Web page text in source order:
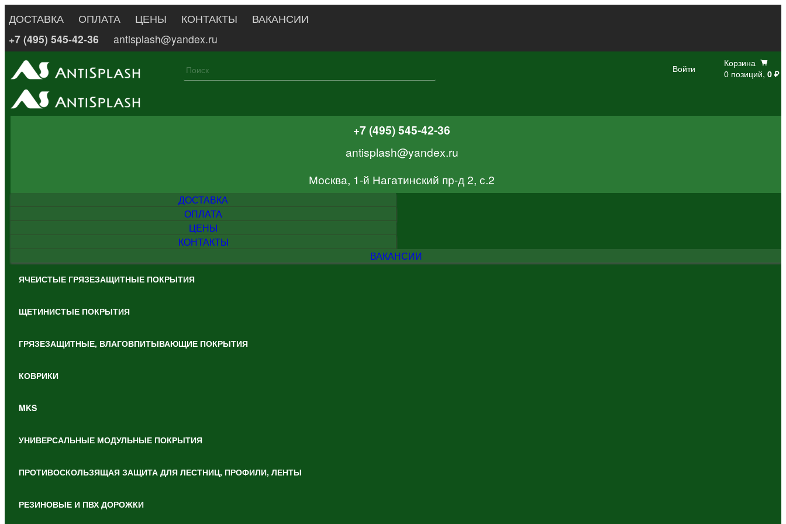
ДОСТАВКА ОПЛАТА ЦЕНЫ КОНТАКТЫ
ВАКАНСИИ
+7 (495) 545-42-36
antisplash@yandex.ru
Войти
Корзина
0 позиций, 0 ₽
+7 (495) 545-42-36
antisplash@yandex.ru
Москва, 1-й Нагатинский пр-д 2, с.2
ДОСТАВКА
ОПЛАТА
ЦЕНЫ
КОНТАКТЫ
ВАКАНСИИ
ЯЧЕИСТЫЕ ГРЯЗЕЗАЩИТНЫЕ ПОКРЫТИЯ
ЩЕТИНИСТЫЕ ПОКРЫТИЯ
ГРЯЗЕЗАЩИТНЫЕ, ВЛАГОВПИТЫВАЮЩИЕ ПОКРЫТИЯ
КОВРИКИ
MKS
УНИВЕРСАЛЬНЫЕ МОДУЛЬНЫЕ ПОКРЫТИЯ
ПРОТИВОСКОЛЬЗЯЩАЯ ЗАЩИТА ДЛЯ ЛЕСТНИЦ, ПРОФИЛИ, ЛЕНТЫ
РЕЗИНОВЫЕ И ПВХ ДОРОЖКИ